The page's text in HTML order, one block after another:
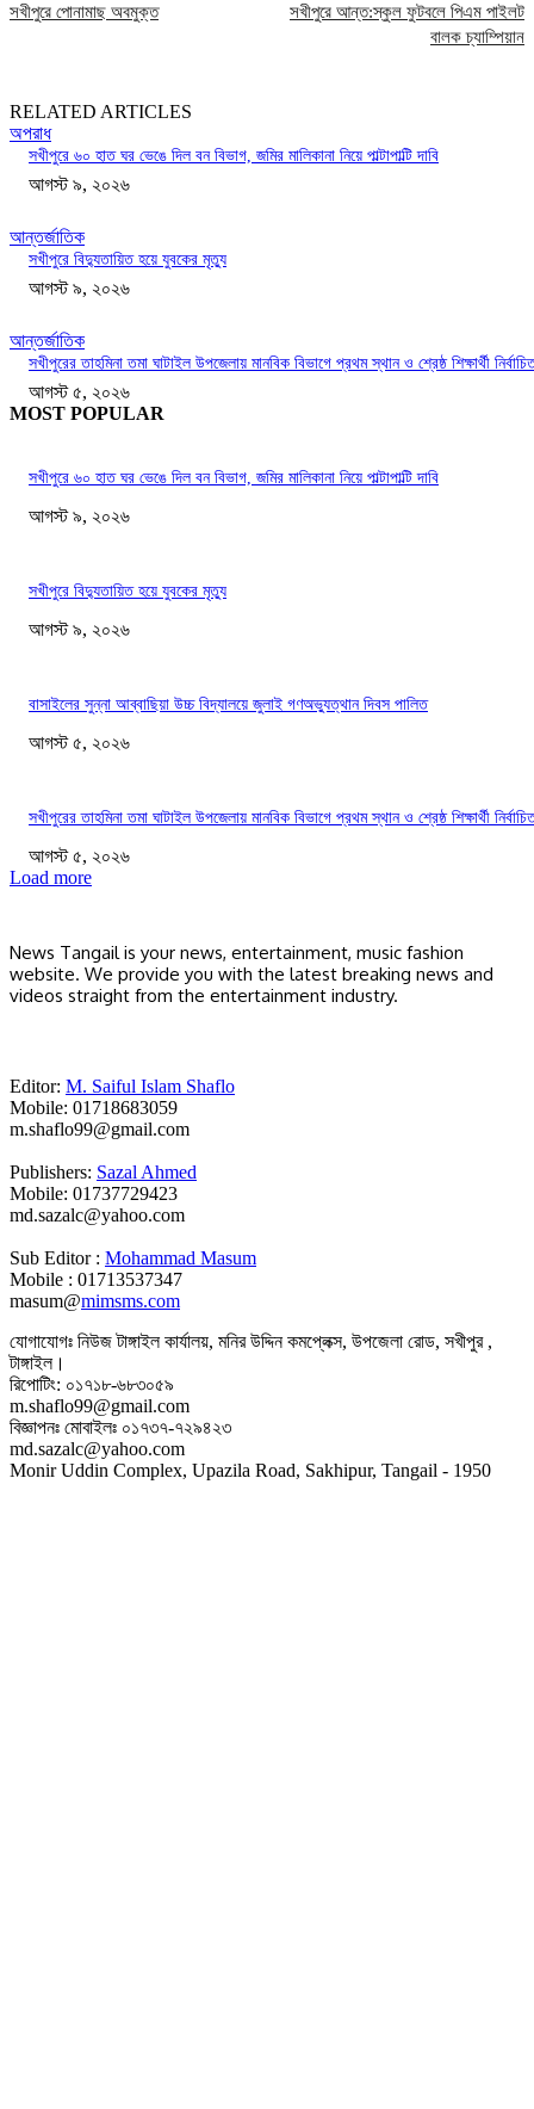
সখীপুরে পোনামাছ অবমুক্ত
সখীপুরে আন্ত:স্কুল ফুটবলে পিএম পাইলট
বালক চ্যাম্পিয়ান
RELATED ARTICLES
অপরাধ
সখীপুরে ৬০ হাত ঘর ভেঙে দিল বন বিভাগ, জমির মালিকানা নিয়ে পাল্টাপাল্টি দাবি
আগস্ট ৯, ২০২৬
আন্তর্জাতিক
সখীপুরে বিদ্যুতায়িত হয়ে যুবকের মৃত্যু
আগস্ট ৯, ২০২৬
আন্তর্জাতিক
সখীপুরের তাহমিনা তমা ঘাটাইল উপজেলায় মানবিক বিভাগে প্রথম স্থান ও শ্রেষ্ঠ শিক্ষার্থী
আগস্ট ৫, ২০২৬
MOST POPULAR
সখীপুরে ৬০ হাত ঘর ভেঙে দিল বন বিভাগ, জমির মালিকানা নিয়ে পাল্টাপাল্টি দাবি
আগস্ট ৯, ২০২৬
সখীপুরে বিদ্যুতায়িত হয়ে যুবকের মৃত্যু
আগস্ট ৯, ২০২৬
বাসাইলের সুন্না আব্বাছিয়া উচ্চ বিদ্যালয়ে জুলাই গণঅভ্যুত্থান দিবস পালিত
আগস্ট ৫, ২০২৬
সখীপুরের তাহমিনা তমা ঘাটাইল উপজেলায় মানবিক বিভাগে প্রথম স্থান ও শ্রেষ্ঠ শিক্ষার্থী
আগস্ট ৫, ২০২৬
Load more
News Tangail is your news, entertainment, music fashion
website. We provide you with the latest breaking news and
videos straight from the entertainment industry.
Editor: M. Saiful Islam Shaflo
Mobile: 01718683059
m.shaflo99@gmail.com
Publishers: Sazal Ahmed
Mobile: 01737729423
md.sazalc@yahoo.com
Sub Editor : Mohammad Masum
Mobile : 01713537347
masum@mimsms.com
যোগাযোগঃ নিউজ টাঙ্গাইল কার্যালয়, মনির উদ্দিন কমপ্লেক্স, উপজেলা রোড, সখীপুর ,
টাঙ্গাইল।
রিপোটিং: ০১৭১৮-৬৮৩০৫৯
m.shaflo99@gmail.com
বিজ্ঞাপনঃ মোবাইলঃ ০১৭৩৭-৭২৯৪২৩
md.sazalc@yahoo.com
Monir Uddin Complex, Upazila Road, Sakhipur, Tangail - 1950